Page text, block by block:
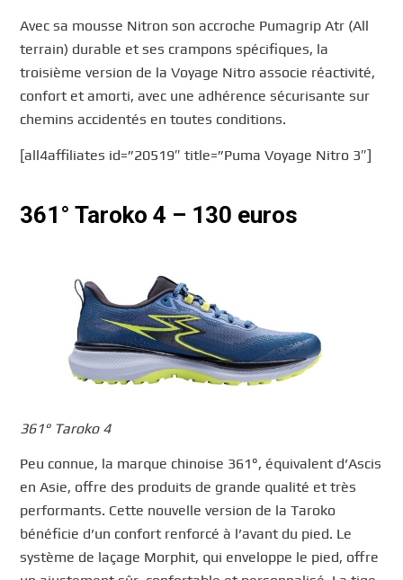
Avec sa mousse Nitron son accroche Pumagrip Atr (All
terrain) durable et ses crampons spécifiques, la
troisième version de la Voyage Nitro associe réactivité,
confort et amorti, avec une adhérence sécurisante sur
chemins accidentés en toutes conditions.
[all4affiliates id=”20519″ title=”Puma Voyage Nitro 3″]
361° Taroko 4 – 130 euros
361° Taroko 4
Peu connue, la marque chinoise 361°, équivalent d’Ascis
en Asie, offre des produits de grande qualité et très
performants. Cette nouvelle version de la Taroko
bénéficie d’un confort renforcé à l’avant du pied. Le
système de laçage Morphit, qui enveloppe le pied, offre